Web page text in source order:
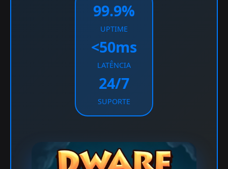
99.9%
UPTIME
<50ms
LATÊNCIA
24/7
SUPORTE